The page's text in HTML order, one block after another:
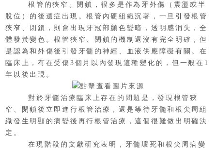
根管的狹窄、閉鎖，很多是作為牙外傷（震盪或半
脫位）的後遺症出現。根管內硬組織沉著，一旦引發根管
狹窄、閉鎖，則會出現牙冠部顏色變暗，透明感消失，全
體發黃變色。根管狹窄、閉鎖的機制還沒有完全明確，但
是認為和外傷後引發牙髓的神經、血液供應障礙有關。在
臨床上，有在受傷3個月以內發現這種變化的，但一般在1
年以後出現。
對於牙髓治療臨床上存在的問題是，發現根管狹
窄、閉鎖後立即進行根管治療，還是等待牙髓和根尖周組
織發生明顯的病變後再行根管治療，這個很難做出明確決
定。
在現階段的文獻研究表明，牙髓壞死和根尖周病變